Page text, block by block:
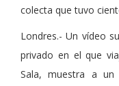
colecta que tuvo
Londres.- Un vídeo
privado en el que
Sala, muestra a un